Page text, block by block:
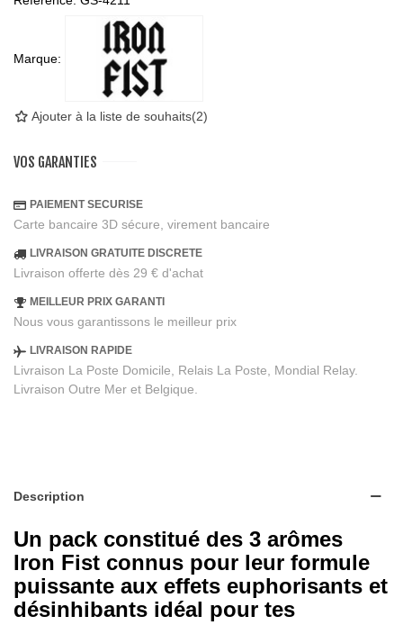
Marque:
Ajouter à la liste de souhaits(2)
VOS GARANTIES
PAIEMENT SECURISE
Carte bancaire 3D sécure, virement bancaire
LIVRAISON GRATUITE DISCRETE
Livraison offerte dès 29 € d'achat
MEILLEUR PRIX GARANTI
Nous vous garantissons le meilleur prix
LIVRAISON RAPIDE
Livraison La Poste Domicile, Relais La Poste, Mondial Relay.
Livraison Outre Mer et Belgique.
Description
Un pack constitué des 3 arômes
Iron Fist connus pour leur formule
puissante aux effets euphorisants et
désinhibants idéal pour tes